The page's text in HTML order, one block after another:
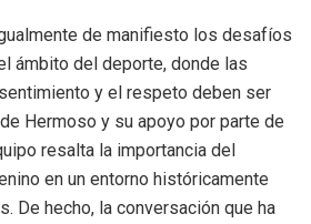
de manifiesto los desafíos
ámbito del deporte, donde las
y el respeto deben ser
Hermoso y su apoyo por parte de
resalta la importancia del
en un entorno históricamente
De hecho, la conversación que ha